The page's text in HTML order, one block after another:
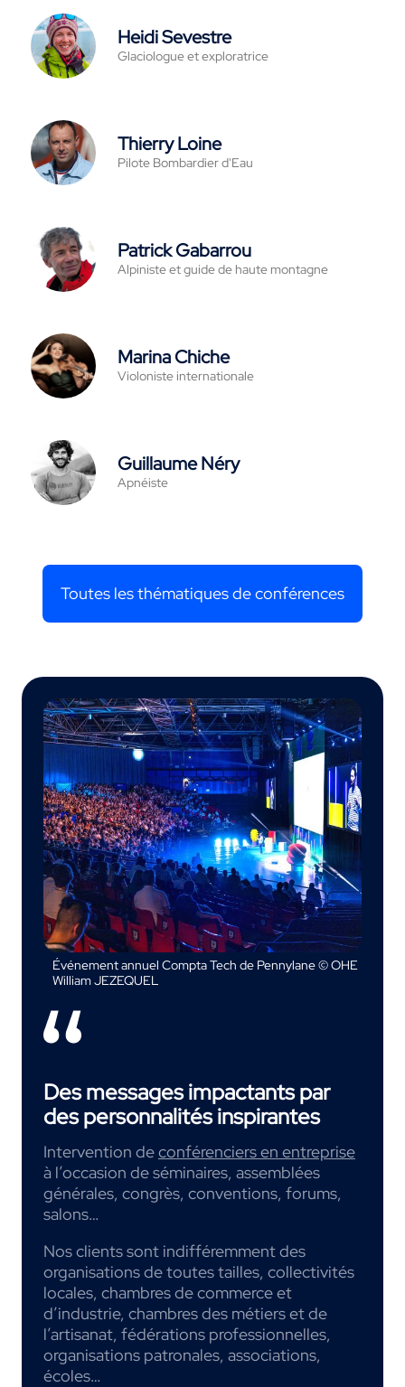
Heidi Sevestre
Glaciologue et exploratrice
Thierry Loine
Pilote Bombardier d'Eau
Patrick Gabarrou
Alpiniste et guide de haute montagne
Marina Chiche
Violoniste internationale
Guillaume Néry
Apnéiste
Toutes les thématiques de conférences
Événement annuel Compta Tech de Pennylane © OHE
William JEZEQUEL
Des messages impactants par
des personnalités inspirantes
Intervention deconférenciers en entreprise
à l’occasion de séminaires, assemblées
générales, congrès, conventions, forums,
salons…
Nos clients sont indifféremment des
organisations de toutes tailles, collectivités
locales, chambres de commerce et
d’industrie, chambres des métiers et de
l’artisanat, fédérations professionnelles,
organisations patronales, associations,
écoles…